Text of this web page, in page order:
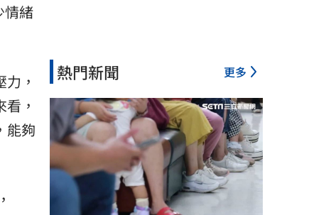
情緒
，
，
能夠
熱門新聞 更多